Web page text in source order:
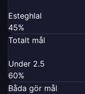
Esteghlal
45%
Totalt mål
Under 2.5
60%
Båda gör mål